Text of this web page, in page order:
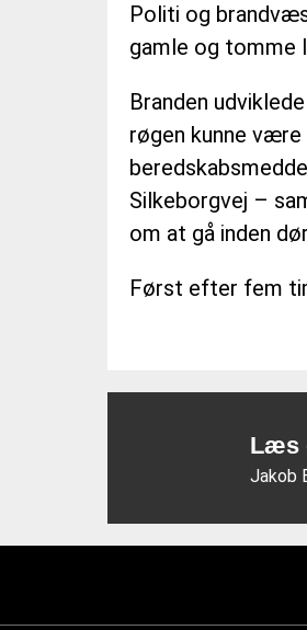
TV OVERSIGT
VEJRUDSIGTEN
OM 365NYHEDER.DK
PRIVATLIVSPOLITIK
OPHAVSRET PÅ 365NYHEDER.DK
Politi og
gamle og tomme
Branden
røgen kunne
Silkeborgvej –
om at gå inden
Først efter fem
Læs
Jakob